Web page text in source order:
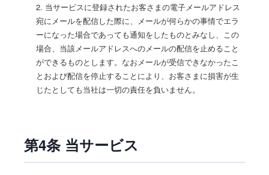
2. 当サービスに登録されたお客さまの電子メールアドレス
宛にメールを配信した際に、メールが何らかの事情でエラ
ーになった場合であっても通知をしたものとみなし、この
場合、当該メールアドレスへのメールの配信を止めること
ができるものとします。なおメールが受信できなかったこ
とおよび配信を停止することにより、お客さまに損害が生
じたとしても当社は一切の責任を負いません。
第4条 当サービス